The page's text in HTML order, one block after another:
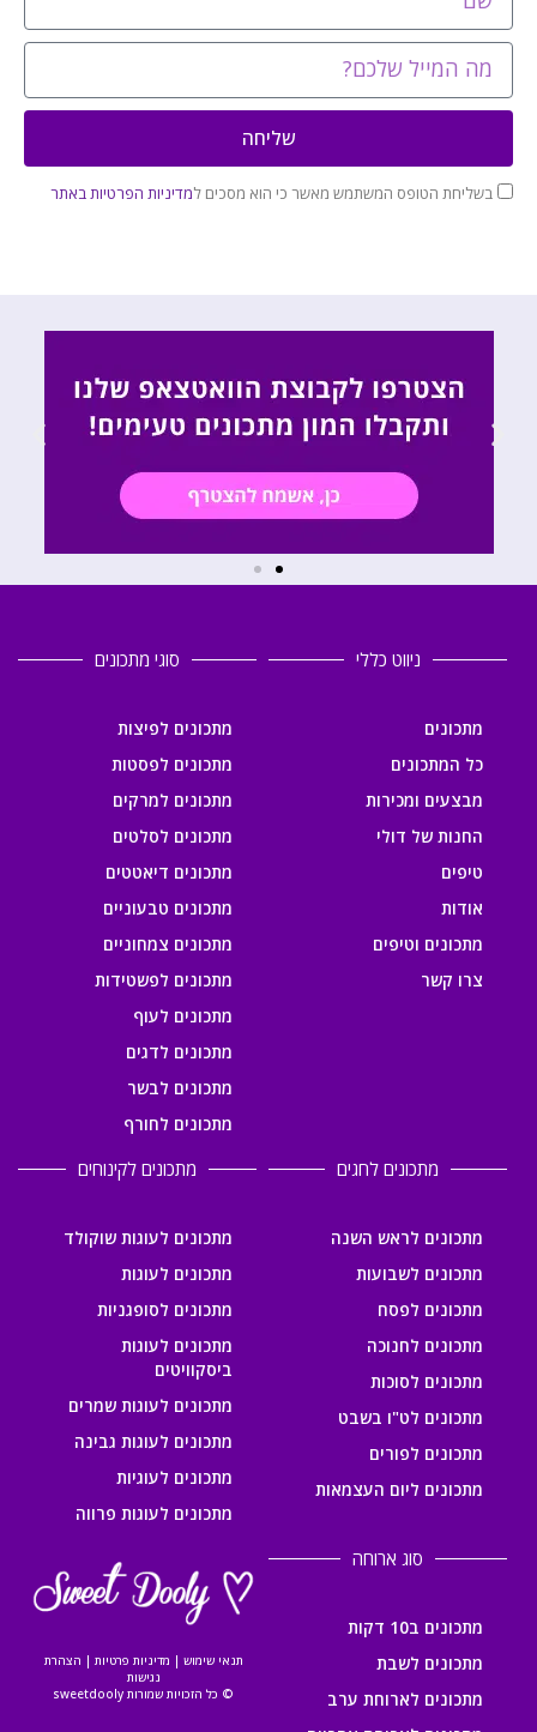
בשליחת הטופס המשתמש מאשר כי הוא מסכים למדיניות הפרטיות באתר
שליחה
ניווט כללי
מתכונים
כל המתכונים
מבצעים ומכירות
החנות של דולי
טיפים
אודות
מתכונים וטיפים
צרו קשר
סוגי מתכונים
מתכונים לפיצות
מתכונים לפסטות
מתכונים למרקים
מתכונים לסלטים
מתכונים דיאטטים
מתכונים טבעוניים
מתכונים צמחוניים
מתכונים לפשטידות
מתכונים לעוף
מתכונים לדגים
מתכונים לבשר
מתכונים לחורף
מתכונים לחגים
מתכונים לראש השנה
מתכונים לשבועות
מתכונים לפסח
מתכונים לחנוכה
מתכונים לסוכות
מתכונים לט"ו בשבט
מתכונים לפורים
מתכונים ליום העצמאות
מתכונים לקינוחים
מתכונים לעוגות שוקולד
מתכונים לעוגות
מתכונים לסופגניות
מתכונים לעוגות
ביסקוויטים
מתכונים לעוגות שמרים
מתכונים לעוגות גבינה
מתכונים לעוגיות
מתכונים לעוגות פרווה
סוג ארוחה
מתכונים ב10 דקות
מתכונים לשבת
מתכונים לארוחת ערב
תנאי שימוש | מדיניות פרטיות | הצהרת
נגישות
© כל הזכויות שמורות sweetdooly